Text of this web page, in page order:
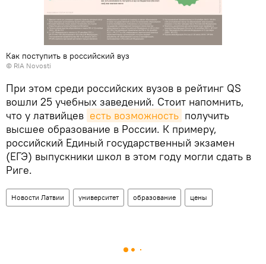
Как поступить в российский вуз
© RIA Novosti
При этом среди российских вузов в рейтинг QS
вошли 25 учебных заведений. Стоит напомнить,
что у латвийцев есть возможность получить
высшее образование в России. К примеру,
российский Единый государственный экзамен
(ЕГЭ) выпускники школ в этом году могли сдать в
Риге.
Новости Латвии университет образование цены